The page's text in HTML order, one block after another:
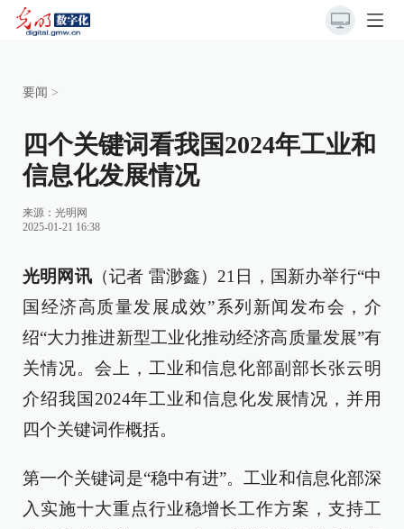
要闻 >
四个关键词看我国2024年工业和
信息化发展情况
来源： 光明网
2025-01-21 16:38
光明网讯（记者 雷渺鑫）21日，国新办举行“中
国经济高质量发展成效”系列新闻发布会，介
绍“大力推进新型工业化推动经济高质量发展”有
关情况。会上，工业和信息化部副部长张云明
介绍我国2024年工业和信息化发展情况，并用
四个关键词作概括。
第一个关键词是“稳中有进”。工业和信息化部深
入实施十大重点行业稳增长工作方案，支持工